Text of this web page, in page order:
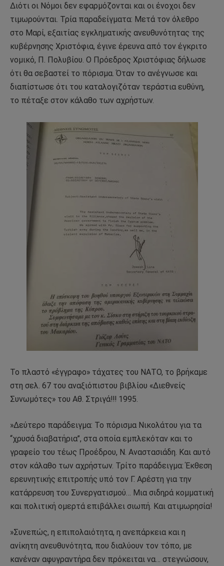
Διότι οι Νόμοι δεν εφαρμόζονται και οι ένοχοι δεν
τιμωρούνται. Τρία παραδείγματα: Μετά τον όλεθρο
στο Μαρί, εξαιτίας εγκληματικής ανευθυνότητας της
κυβέρνησης Χριστόφια, έγινε έρευνα από τον έγκριτο
νομικό, Π. Πολυβίου. Ο Πρόεδρος Χριστόφιας δήλωσε
ότι θα σεβαστεί το πόρισμα. Όταν το ανέγνωσε και
διαπίστωσε ότι του καταλογιζόταν τεράστια ευθύνη,
το πέταξε στον κάλαθο των αχρήστων.
Το πλαστό «έγγραφο» τάχατες του ΝΑΤΟ, το βρήκαμε
στη σελ. 67 του αναξιόπιστου βιβλίου «Διεθνείς
Συνωμότες» του Αθ. Στριγά!!! 1995.
»Δεύτερο παράδειγμα: Το πόρισμα Νικολάτου για τα
‘‘χρυσά διαβατήρια’’, στα οποία εμπλεκόταν και το
γραφείο του τέως Προέδρου, Ν. Αναστασιάδη. Και αυτό
στον κάλαθο των αχρήστων. Τρίτο παράδειγμα: Έκθεση
ερευνητικής επιτροπής υπό τον Γ. Αρέστη για την
κατάρρευση του Συνεργατισμού… Μια σιδηρά κομματική
και πολιτική ομερτά επιβάλλει σιωπή. Και ατιμωρησία!
»Συνεπώς, η επιπολαιότητα, η ανεπάρκεια και η
ανίκητη ανευθυνότητα, που διαλύουν τον τόπο, με
κανέναν αφυγραντήρα δεν πρόκειται να… στεγνώσουν,